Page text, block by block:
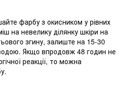
фарбу з окисником у рівних
на невелику ділянку шкіри на
згину, залиште на 15-30
Якщо впродовж 48 годин не
реакції, то можна